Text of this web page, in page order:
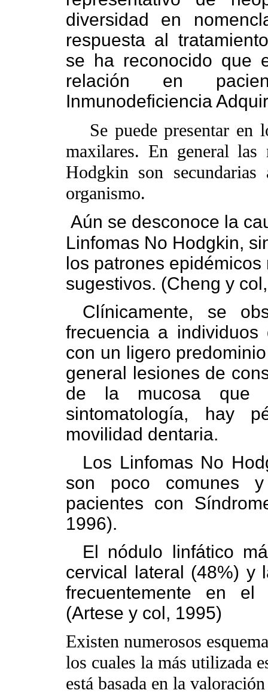
diversidad en
respuesta al
se ha reconocido que
relación en
Inmunodeficiencia
Se puede presentar
maxilares. En general las
Hodgkin son
organismo.
Aún se desconoce la
Linfomas No Hodgkin,
los patrones
sugestivos. (Cheng y
Clínicamente, se
frecuencia a
con un ligero
general lesiones de
de la mucosa que
sintomatología, hay
movilidad dentaria.
Los Linfomas No
son poco comunes
pacientes con
1996).
El nódulo linfático
cervical lateral (48%) y
frecuentemente en el
(Artese y col, 1995)
Existen numerosos
los cuales la más utilizada
está basada en la